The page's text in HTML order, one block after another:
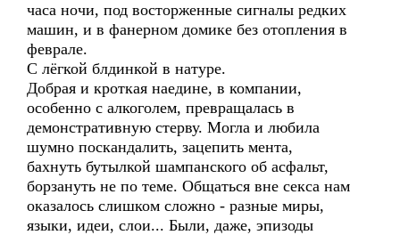
часа ночи, под восторженные сигналы редких
машин, и в фанерном домике без отопления в
феврале.
С лёгкой блдинкой в натуре.
Добрая и кроткая наедине, в компании,
особенно с алкоголем, превращалась в
демонстративную стерву. Могла и любила
шумно поскандалить, зацепить мента,
бахнуть бутылкой шампанского об асфальт,
борзануть не по теме. Общаться вне секса нам
оказалось слишком сложно - разные миры,
языки, идеи, слои... Были, даже, эпизоды